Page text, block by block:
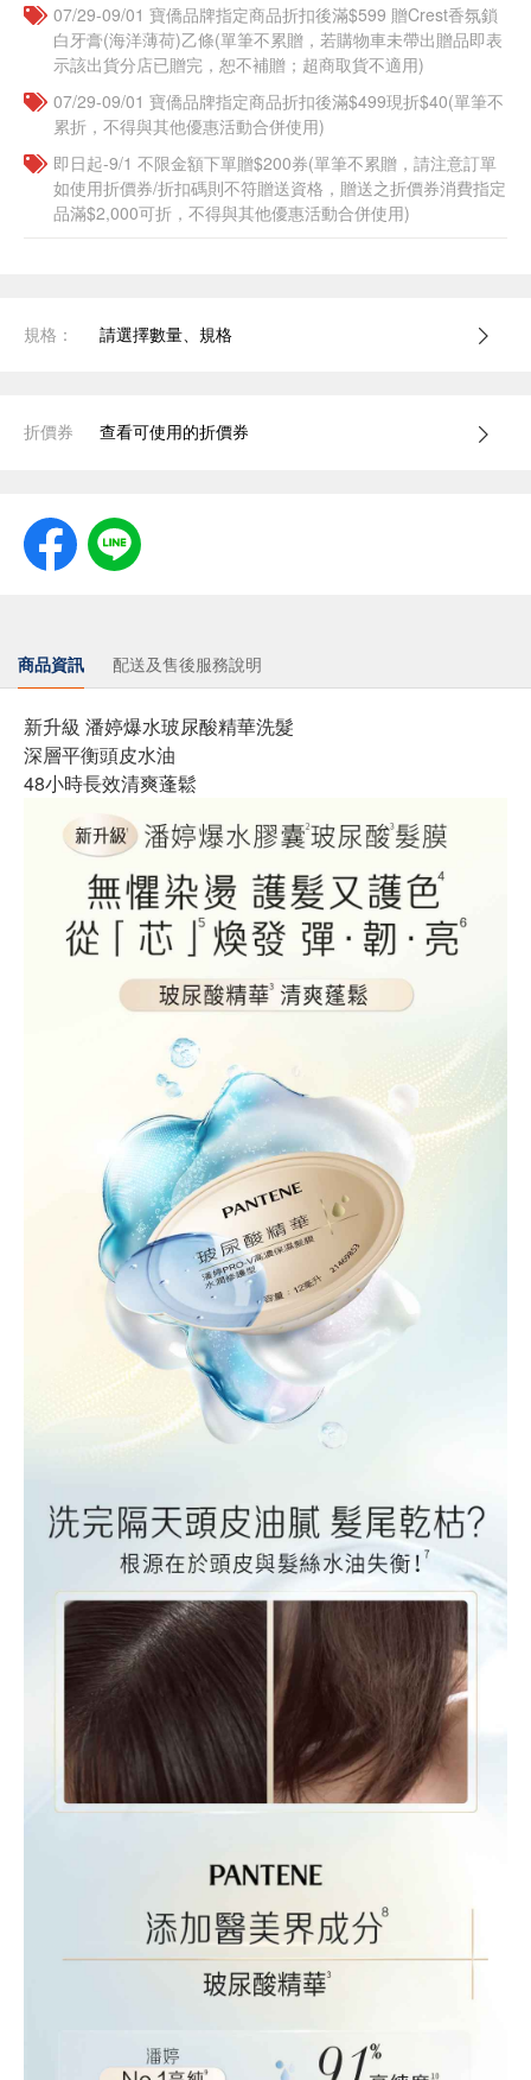
07/29-09/01 寶僑品牌指定商品折扣後滿$599 贈Crest香氛鎖
白牙膏(海洋薄荷)乙條(單筆不累贈，若購物車未帶出贈品即表
示該出貨分店已贈完，恕不補贈；超商取貨不適用)
07/29-09/01 寶僑品牌指定商品折扣後滿$499現折$40(單筆不
累折，不得與其他優惠活動合併使用)
即日起-9/1 不限金額下單贈$200券(單筆不累贈，請注意訂單
如使用折價券/折扣碼則不符贈送資格，贈送之折價券消費指定
品滿$2,000可折，不得與其他優惠活動合併使用)
規格： 請選擇數量、規格
折價券 查看可使用的折價券
商品資訊 配送及售後服務說明
新升級 潘婷爆水玻尿酸精華洗髮
深層平衡頭皮水油
48小時長效清爽蓬鬆